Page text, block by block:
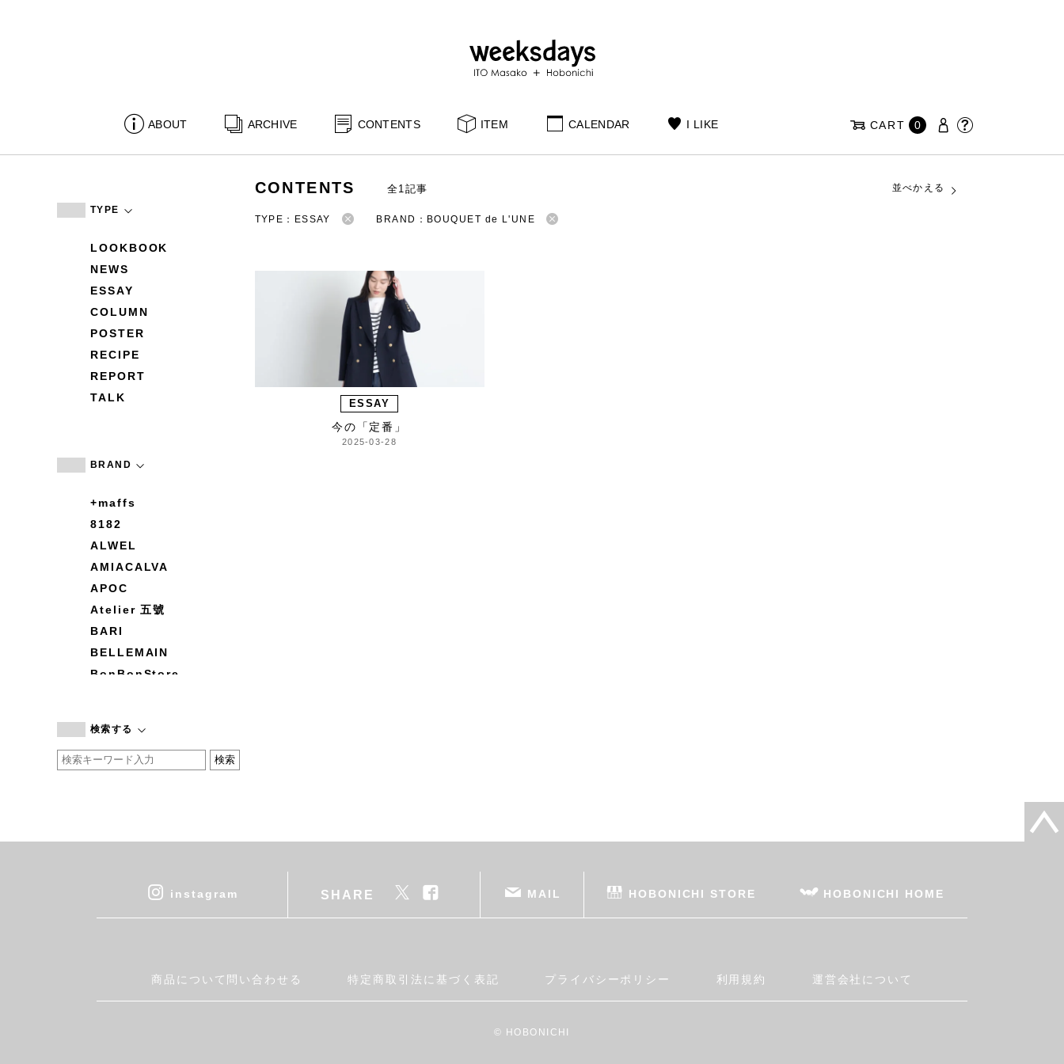
ABOUT ARCHIVE CONTENTS ITEM CALENDAR I LIKE CART 0
TYPE
LOOKBOOK
NEWS
ESSAY
COLUMN
POSTER
RECIPE
REPORT
TALK
BRAND
+maffs
8182
ALWEL
AMIACALVA
APOC
Atelier 五號
BARI
BELLEMAIN
BonBonStore
by basics
CATWORTH
cohan
DEAN & DELUCA
Fatima Morocco
検索する
CONTENTS 全1記事 並べかえる
TYPE：ESSAY BRAND：BOUQUET de L'UNE
ESSAY
今の「定番」
2025-03-28
instagram SHARE MAIL HOBONICHI STORE HOBONICHI HOME
商品について問い合わせる 特定商取引法に基づく表記 プライバシーポリシー 利用規約 運営会社について
© HOBONICHI